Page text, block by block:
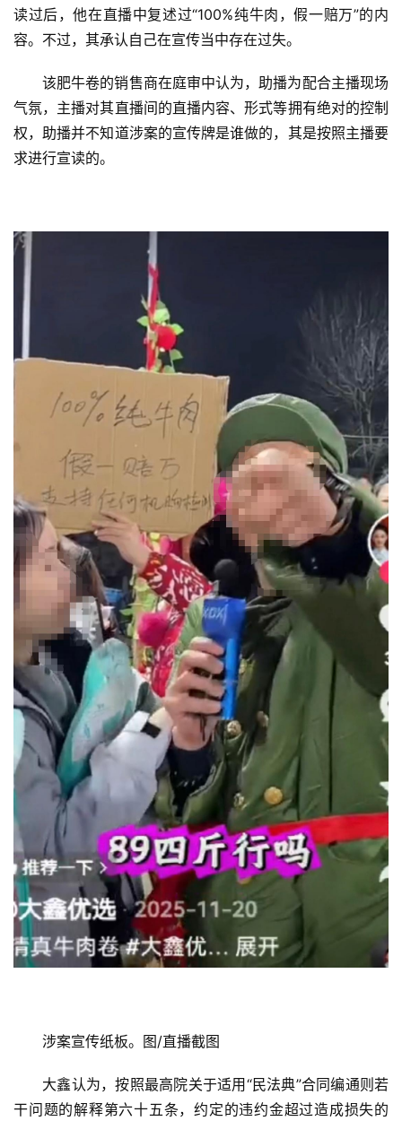
资
讯
业
消
费
生
活
科
财
经
教
育
·
登录 注册
读过后，他在直播中复述过“100%纯牛肉，假一赔万”的内
容。不过，其承认自己在宣传当中存在过失。
该肥牛卷的销售商在庭审中认为，助播为配合主播现场
气氛，主播对其直播间的直播内容、形式等拥有绝对的控制
权，助播并不知道涉案的宣传牌是谁做的，其是按照主播要
求进行宣读的。
涉案宣传纸板。图/直播截图
大鑫认为，按照最高院关于适用“民法典”合同编通则若
干问题的解释第六十五条，约定的违约金超过造成损失的